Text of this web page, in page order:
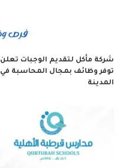
شركة مأكل لتقديم الوجبات تعلن
توفر وظائف بمجال المحاسبة في
المدينة